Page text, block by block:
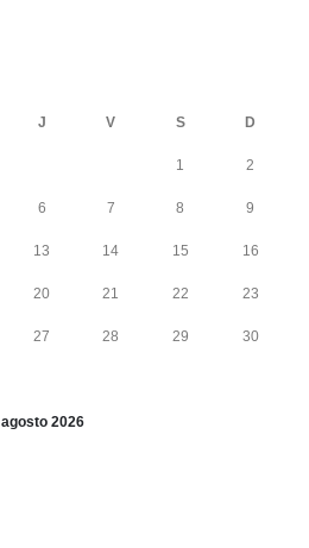
agosto 2026
J V S D
1 2
6 7 8 9
13 14 15 16
20 21 22 23
27 28 29 30